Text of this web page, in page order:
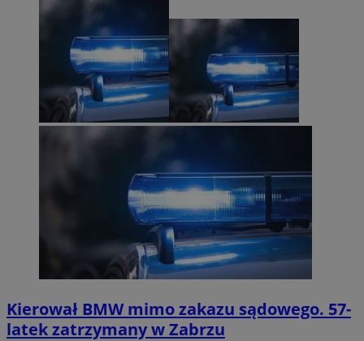
Kierował BMW mimo zakazu sądowego. 57-
latek zatrzymany w Zabrzu